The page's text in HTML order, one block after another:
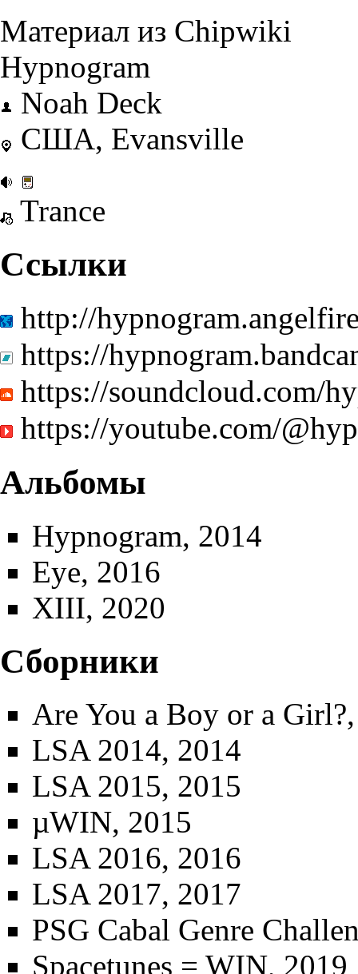
Материал из Chipwiki
Hypnogram
Noah Deck
США, Evansville
Trance
Ссылки
http://
https://
https://soundcloud.com/
https://youtube.com/
Альбомы
Hypnogram, 2014
Eye, 2016
XIII, 2020
Сборники
Are You a Boy or a Girl?
LSA 2014, 2014
LSA 2015, 2015
µWIN, 2015
LSA 2016, 2016
LSA 2017, 2017
PSG Cabal Genre
Spacetunes = WIN, 2019